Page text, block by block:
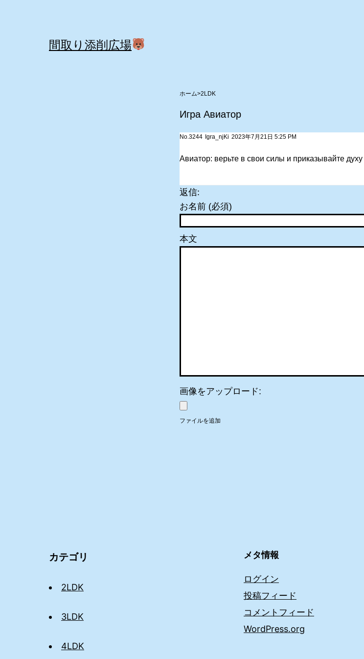
間取り添削広場
>2LDK
Игра Авиатор
No.3244 Igra_njKi 2023年7月21日 5:25 PM
Авиатор: верьте в свои силы и приказывайте духу
返信:
お名前 (必須)
本文
画像をアップロード:
ファイルを追加
カテゴリ
2LDK
3LDK
4LDK
メタ情報
ログイン
投稿フィード
コメントフィード
WordPress.org